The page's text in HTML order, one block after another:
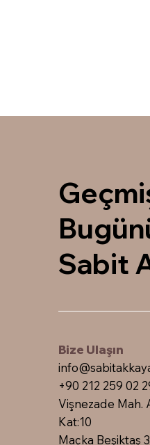
Sabit
Bize Ulaşın
+90 212 259 02
Vişnezade Mah.
Kat:10
Maçka Beşiktaş